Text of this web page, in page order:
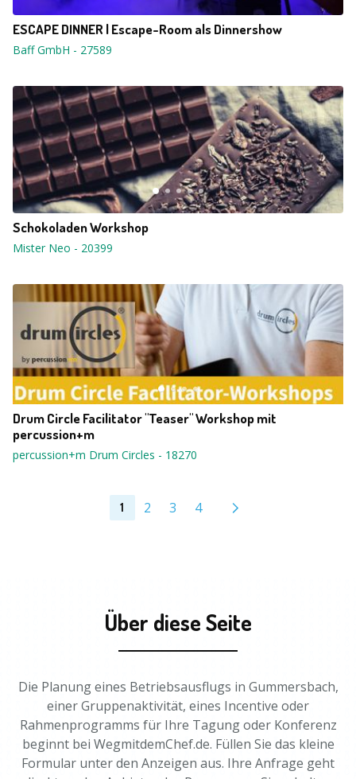
ESCAPE DINNER | Escape-Room als Dinnershow
Baff GmbH - 27589
Schokoladen Workshop
Mister Neo - 20399
Drum Circle Facilitator "Teaser" Workshop mit
percussion+m
percussion+m Drum Circles - 18270
1 2 3 4
Über diese Seite
Die Planung eines Betriebsausflugs in Gummersbach,
einer Gruppenaktivität, eines Incentive oder
Rahmenprogramms für Ihre Tagung oder Konferenz
beginnt bei WegmitdemChef.de. Füllen Sie das kleine
Formular unter den Anzeigen aus. Ihre Anfrage geht